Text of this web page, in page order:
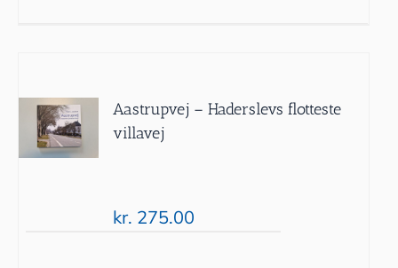
Aastrupvej – Haderslevs flotteste
villavej
kr. 275.00